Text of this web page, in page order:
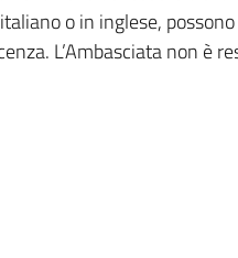
o in inglese,
L’Ambasciata non è